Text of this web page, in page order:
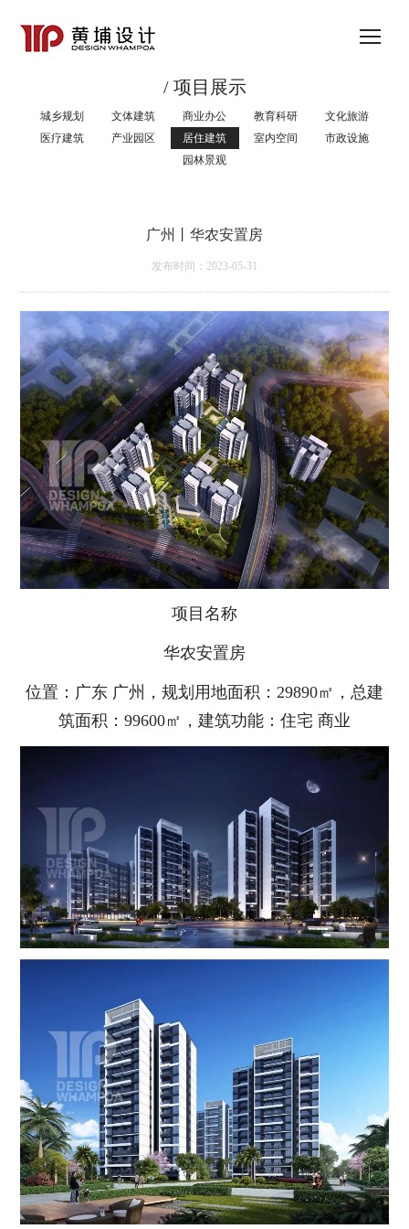
/ 项目展示
城乡规划 文体建筑 商业办公 教育科研
文化旅游
医疗建筑
产业园区 居住建筑 室内空间
市政设施
园林景观
广州丨华农安置房
发布时间：2023-05-31
项目名称
华农安置房
位置：广东 广州，规划用地面积：29890㎡，总建
筑面积：99600㎡，建筑功能：住宅 商业